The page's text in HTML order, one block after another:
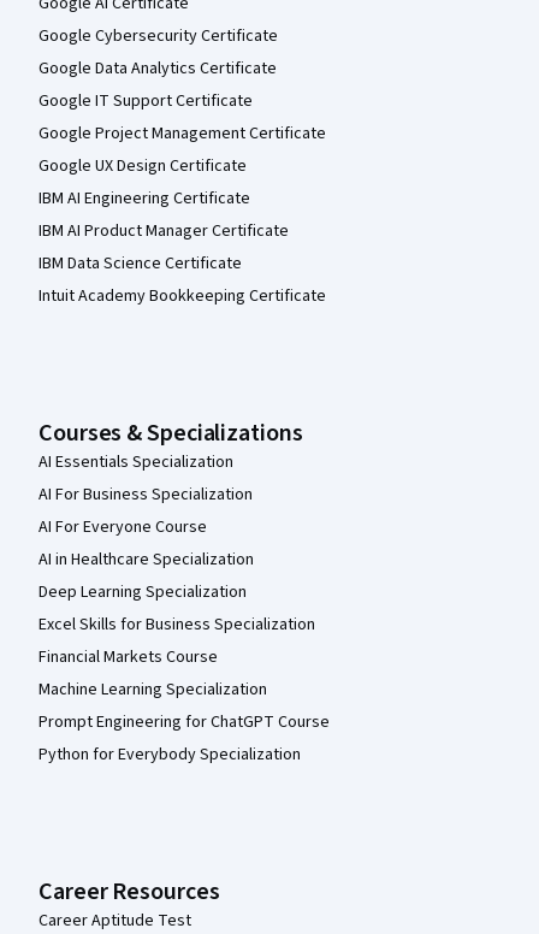
Google Cybersecurity Certificate
Google Data Analytics Certificate
Google IT Support Certificate
Google Project Management Certificate
Google UX Design Certificate
IBM AI Engineering Certificate
IBM AI Product Manager Certificate
IBM Data Science Certificate
Intuit Academy Bookkeeping Certificate
Courses & Specializations
AI Essentials Specialization
AI For Business Specialization
AI For Everyone Course
AI in Healthcare Specialization
Deep Learning Specialization
Excel Skills for Business Specialization
Financial Markets Course
Machine Learning Specialization
Prompt Engineering for ChatGPT Course
Python for Everybody Specialization
Career Resources
Career Aptitude Test